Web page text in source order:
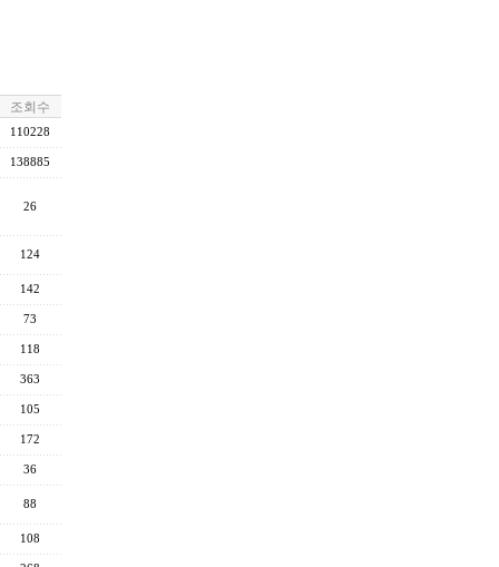
조회수
110228
138885
26
124
142
73
118
363
105
172
36
88
108